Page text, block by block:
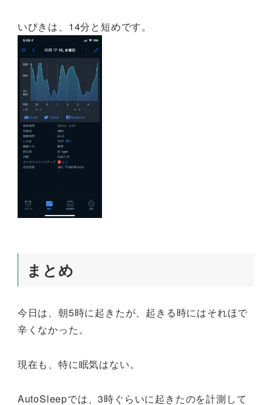
いびきは、14分と短めです。
まとめ
今日は、朝5時に起きたが、起きる時にはそれほで
辛くなかった。
現在も、特に眠気はない。
AutoSleepでは、3時ぐらいに起きたのを計測して